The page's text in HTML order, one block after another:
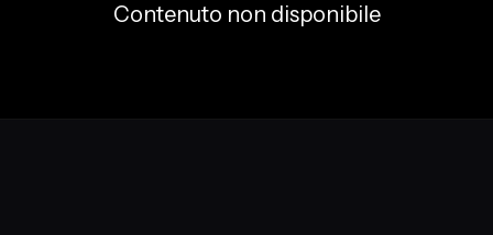
Contenuto non disponibile